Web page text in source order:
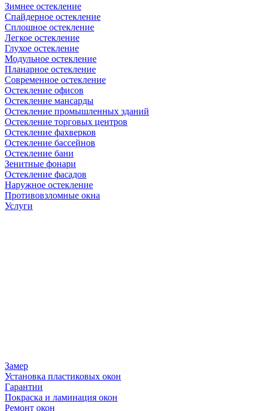
Зимнее остекление
Спайдерное остекление
Сплошное остекление
Легкое остекление
Глухое остекление
Модульное остекление
Планарное остекление
Современное остекление
Остекление офисов
Остекление мансарды
Остекление промышленных зданий
Остекление торговых центров
Остекление фахверков
Остекление бассейнов
Остекление бани
Зенитные фонари
Остекление фасадов
Наружное остекление
Противовзломные окна
Услуги
Замер
Установка пластиковых окон
Гарантии
Покраска и ламинация окон
Ремонт окон